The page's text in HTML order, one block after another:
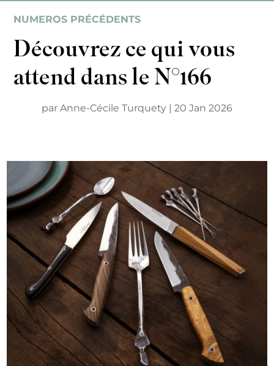
NUMEROS PRÉCÉDENTS
Découvrez ce qui vous
attend dans le N°166
par Anne-Cécile Turquety 20 Jan 2026